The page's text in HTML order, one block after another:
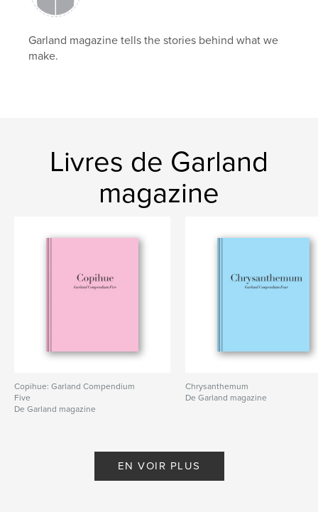
Mots-clés
Garland magazine tells the stories behind what we
make.
Livres de Garland
magazine
Copihue: Garland Compendium
Five
De Garland magazine
Chrysanthemum
De Garland magazine
EN VOIR PLUS